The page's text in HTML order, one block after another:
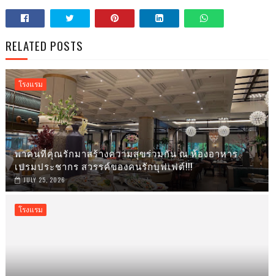
RELATED POSTS
โรงแรม
พาคนที่คุณรักมาสร้างความสุขร่วมกัน ณ ห้องอาหาร
เปรมประชากร สวรรค์ของคนรักบุฟเฟต์!!!
JULY 25, 2026
โรงแรม